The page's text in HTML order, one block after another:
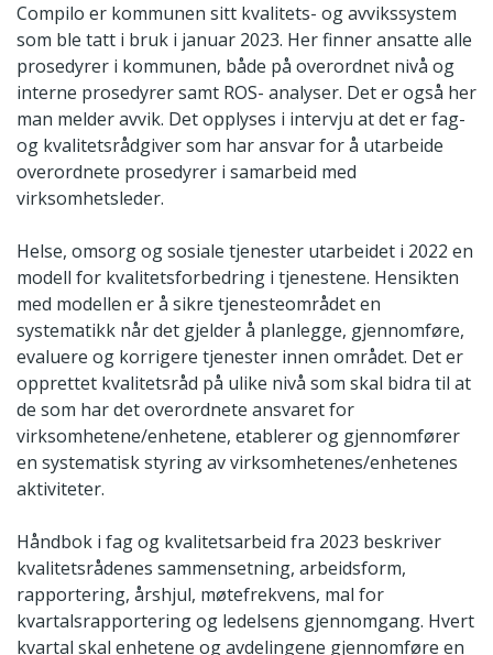
Compilo er kommunen sitt kvalitets- og avvikssystem
som ble tatt i bruk i januar 2023. Her finner ansatte alle
prosedyrer i kommunen, både på overordnet nivå og
interne prosedyrer samt ROS- analyser. Det er også her
man melder avvik. Det opplyses i intervju at det er fag-
og kvalitetsrådgiver som har ansvar for å utarbeide
overordnete prosedyrer i samarbeid med
virksomhetsleder.
Helse, omsorg og sosiale tjenester utarbeidet i 2022 en
modell for kvalitetsforbedring i tjenestene. Hensikten
med modellen er å sikre tjenesteområdet en
systematikk når det gjelder å planlegge, gjennomføre,
evaluere og korrigere tjenester innen området. Det er
opprettet kvalitetsråd på ulike nivå som skal bidra til at
de som har det overordnete ansvaret for
virksomhetene/enhetene, etablerer og gjennomfører
en systematisk styring av virksomhetenes/enhetenes
aktiviteter.
Håndbok i fag og kvalitetsarbeid fra 2023 beskriver
kvalitetsrådenes sammensetning, arbeidsform,
rapportering, årshjul, møtefrekvens, mal for
kvartalsrapportering og ledelsens gjennomgang. Hvert
kvartal skal enhetene og avdelingene gjennomføre en